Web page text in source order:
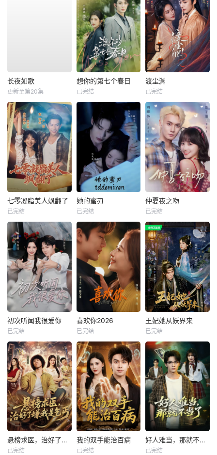
长夜如歌
更新至第20集
想你的第七个春日
已完结
渡尘渊
已完结
七零凝脂美人飒翻了
已完结
她的蜜刃
已完结
仲夏夜之吻
已完结
初次听闻我很爱你
已完结
喜欢你2026
已完结
王妃她从妖界来
已完结
悬榜求医，治好了嫌我是乞丐
已完结
我的双手能治百病
已完结
好人难当，那就不当了
已完结